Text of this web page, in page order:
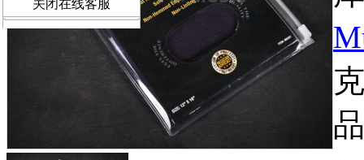
关闭在线客服